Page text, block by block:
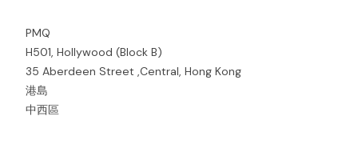
PMQ
H501, Hollywood (Block B)
35 Aberdeen Street ,Central, Hong Kong
港島
中西區